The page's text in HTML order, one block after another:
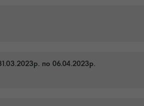
по 06.04.2023р.